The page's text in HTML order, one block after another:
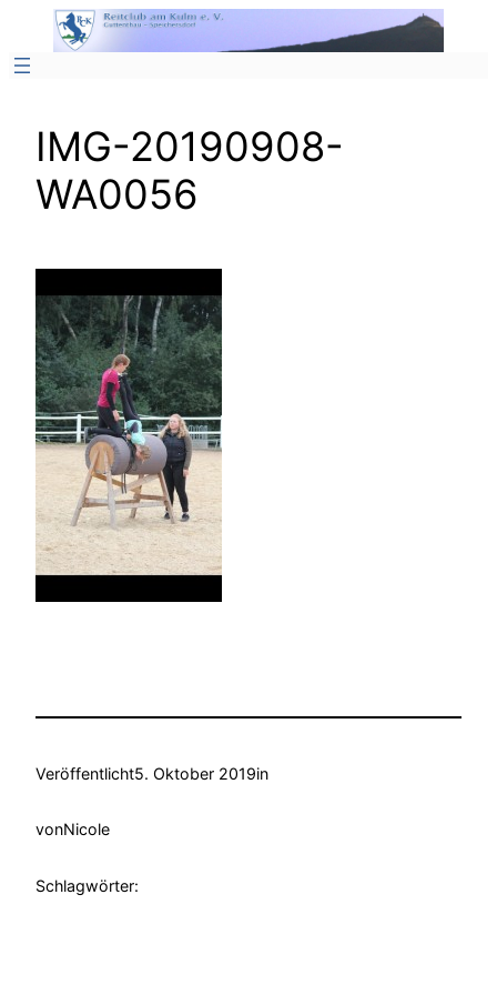
Inhalt
springen
IMG-20190908-
WA0056
Veröffentlicht5. Oktober 2019in
vonNicole
Schlagwörter: